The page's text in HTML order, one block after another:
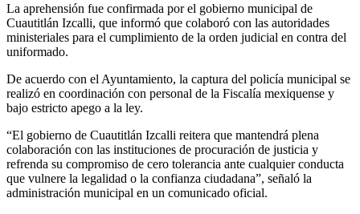
La aprehensión fue confirmada por el gobierno municipal de
Cuautitlán Izcalli, que informó que colaboró con las autoridades
ministeriales para el cumplimiento de la orden judicial en contra del
uniformado.
De acuerdo con el Ayuntamiento, la captura del policía municipal se
realizó en coordinación con personal de la Fiscalía mexiquense y
bajo estricto apego a la ley.
“El gobierno de Cuautitlán Izcalli reitera que mantendrá plena
colaboración con las instituciones de procuración de justicia y
refrenda su compromiso de cero tolerancia ante cualquier conducta
que vulnere la legalidad o la confianza ciudadana”, señaló la
administración municipal en un comunicado oficial.